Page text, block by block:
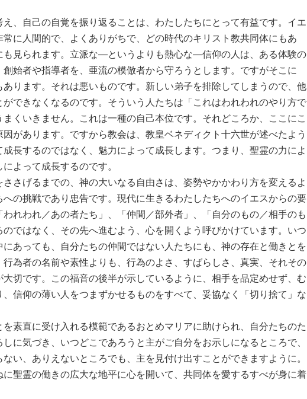
、自己の自覚を振り返ることは、わたしたちにとって有益です。イエ
常に人間的で、よくありがちで、どの時代のキリスト教共同体にもあ
も見られます。立派な―というよりも熱心な―信仰の人は、ある体験の
始者や指導者を、亜流の模倣者から守ろうとします。ですがそこに
ります。それは悪いものです。新しい弟子を排除してしまうので、他
できなくなるのです。そういう人たちは「これはわれわれのやり方で
くいきません。これは一種の自己本位です。それどころか、ここにこ
があります。ですから教会は、教皇ベネディクト十六世が述べたよう
長するのではなく、魅力によって成長します。つまり、聖霊の力によ
よって成長するのです。
さげるまでの、神の大いなる自由さは、姿勢やかかわり方を変えるよ
への挑戦であり忠告です。現代に生きるわたしたちへのイエスからの要
れわれ／あの者たち」、「仲間／部外者」、「自分のもの／相手のも
ではなく、その先へ進むよう、心を開くよう呼びかけています。いつ
にあっても、自分たちの仲間ではない人たちにも、神の存在と働きとを
為者の名前や素性よりも、行為のよさ、すばらしさ、真実、それその
大切です。この福音の後半が示しているように、相手を品定めせず、む
、信仰の薄い人をつまずかせるものをすべて、妥協なく「切り捨て」な
素直に受け入れる模範であるおとめマリアに助けられ、自分たちのた
に気づき、いつどこであろうと主がご自分をお示しになるところで、
い、ありえないところでも、主を見付け出すことができますように。
聖霊の働きの広大な地平に心を開いて、共同体を愛するすべが身に着